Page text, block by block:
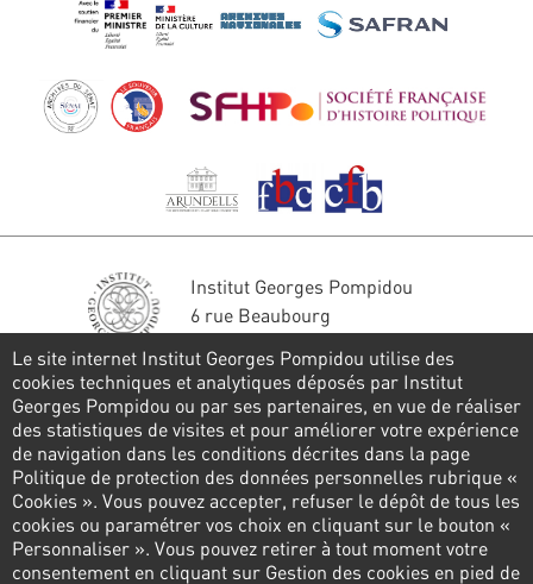
Institut Georges Pompidou
6 rue Beaubourg
Tél. : 01 44 78 41 22
Stay in touch
CONTACT FORM
Follow us
Le site internet Institut Georges Pompidou utilise des
cookies techniques et analytiques déposés par Institut
Georges Pompidou ou par ses partenaires, en vue de réaliser
des statistiques de visites et pour améliorer votre expérience
de navigation dans les conditions décrites dans la page
Politique de protection des données personnelles rubrique «
Cookies ». Vous pouvez accepter, refuser le dépôt de tous les
cookies ou paramétrer vos choix en cliquant sur le bouton «
Personnaliser ». Vous pouvez retirer à tout moment votre
consentement en cliquant sur Gestion des cookies en pied de